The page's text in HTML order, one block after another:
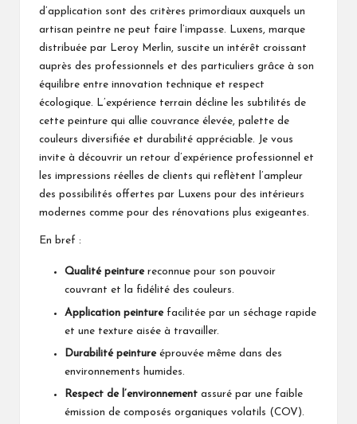
d’application sont des critères primordiaux auxquels un
artisan peintre ne peut faire l’impasse. Luxens, marque
distribuée par Leroy Merlin, suscite un intérêt croissant
auprès des professionnels et des particuliers grâce à son
équilibre entre innovation technique et respect
écologique. L’expérience terrain décline les subtilités de
cette peinture qui allie couvrance élevée, palette de
couleurs diversifiée et durabilité appréciable. Je vous
invite à découvrir un retour d’expérience professionnel et
les impressions réelles de clients qui reflètent l’ampleur
des possibilités offertes par Luxens pour des intérieurs
modernes comme pour des rénovations plus exigeantes.
En bref :
Qualité peinturereconnue pour son pouvoir
couvrant et la fidélité des couleurs.
Application peinturefacilitée par un séchage rapide
et une texture aisée à travailler.
Durabilité peintureéprouvée même dans des
environnements humides.
Respect de l’environnement assuré par une faible
émission de composés organiques volatils (COV).